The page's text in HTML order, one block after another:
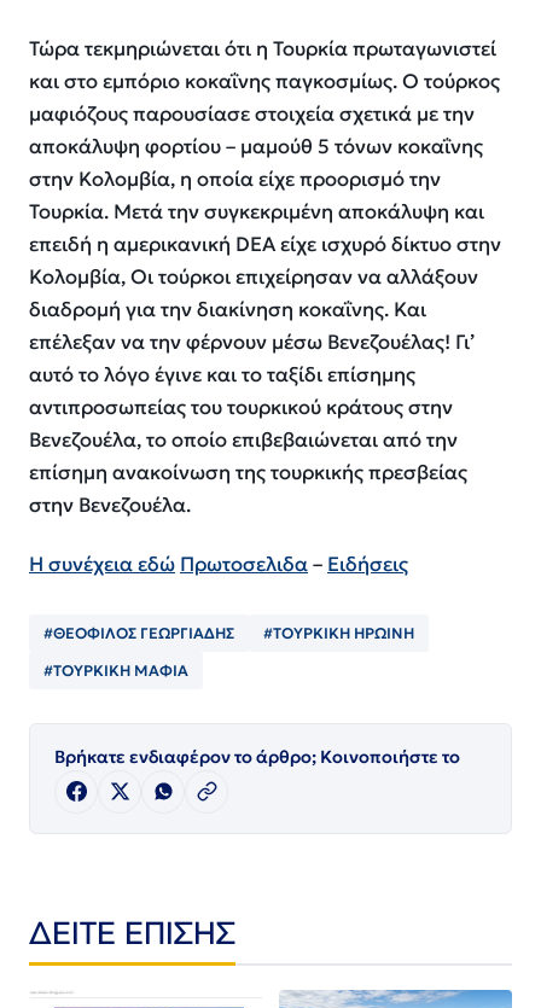
Τώρα τεκμηριώνεται ότι η Τουρκία πρωταγωνιστεί
και στο εμπόριο κοκαΐνης παγκοσμίως. Ο τούρκος
μαφιόζους παρουσίασε στοιχεία σχετικά με την
αποκάλυψη φορτίου – μαμούθ 5 τόνων κοκαΐνης
στην Κολομβία, η οποία είχε προορισμό την
Τουρκία. Μετά την συγκεκριμένη αποκάλυψη και
επειδή η αμερικανική DEA είχε ισχυρό δίκτυο στην
Κολομβία, Οι τούρκοι επιχείρησαν να αλλάξουν
διαδρομή για την διακίνηση κοκαΐνης. Και
επέλεξαν να την φέρνουν μέσω Βενεζουέλας! Γι’
αυτό το λόγο έγινε και το ταξίδι επίσημης
αντιπροσωπείας του τουρκικού κράτους στην
Βενεζουέλα, το οποίο επιβεβαιώνεται από την
επίσημη ανακοίνωση της τουρκικής πρεσβείας
στην Βενεζουέλα.
Η συνέχεια εδώ Πρωτοσελιδα– Ειδήσεις
#ΘΕΟΦΙΛΟΣ ΓΕΩΡΓΙΑΔΗΣ #ΤΟΥΡΚΙΚΗ ΗΡΩΙΝΗ
#ΤΟΥΡΚΙΚΗ ΜΑΦΙΑ
Βρήκατε ενδιαφέρον το άρθρο; Κοινοποιήστε το
ΔΕΙΤΕ ΕΠΙΣΗΣ